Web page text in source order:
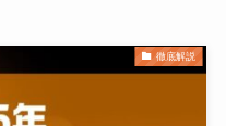
徹底解説